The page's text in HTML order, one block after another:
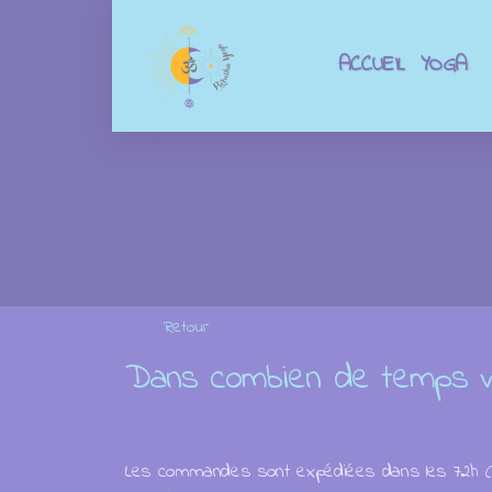
ACCUEIL YOGA
Catalogue
Retour
Dans combien de temps
Les commandes sont expédiées dans les